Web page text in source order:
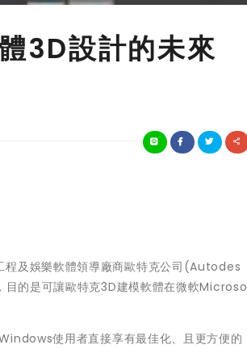
3D設計的未來
程及娛樂軟體領導廠商歐特克公司(Autodes
的是可讓歐特克3D建模軟體在微軟Microso
使用者直接享有最佳化、且更方便的